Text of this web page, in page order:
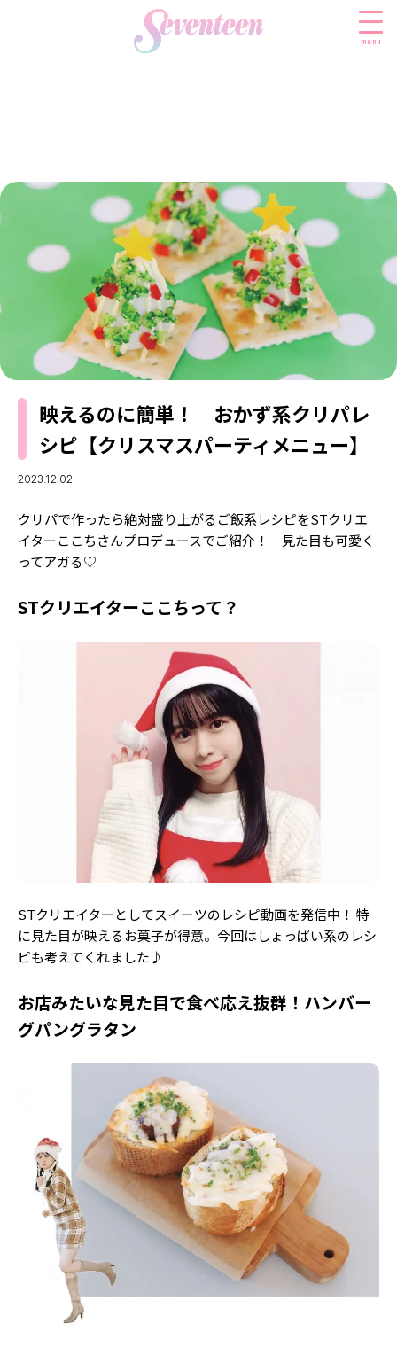
menu
FASHION
ファッションニュース
モデル私服
着回し
BEAUTY
ビューティニュース
トレンドメイク
ベストコスメ
ヘアアレンジ・ヘアケア
スキンケア
ボディケア
SCHOOL
スクールニュース
制服コーデ
学校ヘアメイク
勉強・受験・進路
ENTERTAINMENT
エンタメニュース
なにわ男子
K-POP
LIFESTYLE
ライフスタイルニュース
JKランキング・アワード
モデルの購入品
おでかけ
JK TREND
MODELS
MODEL'S BLOG
TikTok
Instagram
YouTube
ゲッターズ飯田
MISS SEVENTEEN
ミスセブンティーンニュース
INFORMATION
Seventeen について
Follow us
ST member
新規会員登録・ログイン
映えるのに簡単！ おかず系クリパレ
シピ【クリスマスパーティメニュー】
2023.12.02
クリパで作ったら絶対盛り上がるご飯系レシピをSTクリエ
イターここちさんプロデュースでご紹介！ 見た目も可愛く
ってアガる♡
STクリエイターここちって？
STクリエイターとしてスイーツのレシピ動画を発信中！ 特
に見た目が映えるお菓子が得意。今回はしょっぱい系のレシ
ピも考えてくれました♪
お店みたいな見た目で食べ応え抜群！ハンバー
グパングラタン